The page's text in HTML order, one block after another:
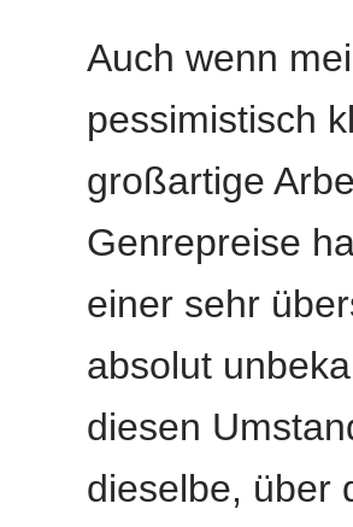
Auch wenn
pessimistisch
großartige
Genrepreise
einer sehr
absolut
diesen
dieselbe, über